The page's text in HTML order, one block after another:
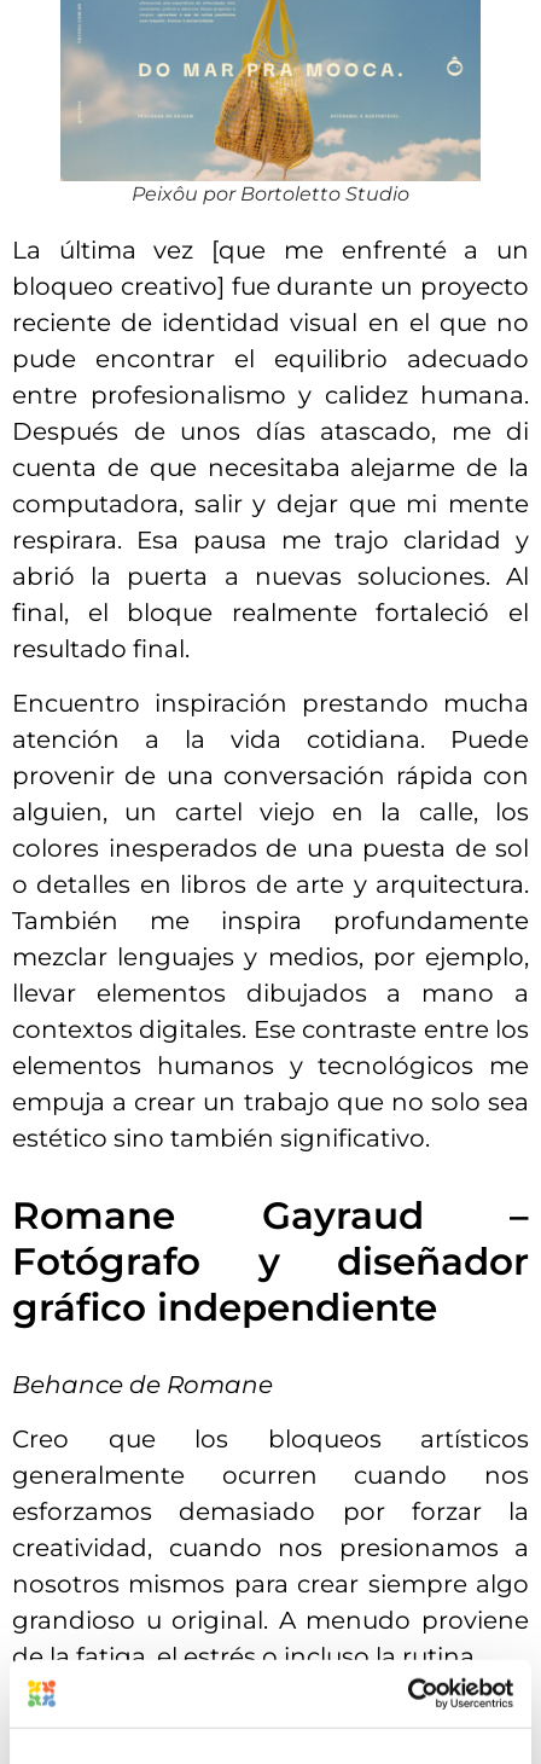
Peixôu por Bortoletto Studio
La última vez [que me enfrenté a un
bloqueo creativo] fue durante un proyecto
reciente de identidad visual en el que no
pude encontrar el equilibrio adecuado
entre profesionalismo y calidez humana.
Después de unos días atascado, me di
cuenta de que necesitaba alejarme de la
computadora, salir y dejar que mi mente
respirara. Esa pausa me trajo claridad y
abrió la puerta a nuevas soluciones. Al
final, el bloque realmente fortaleció el
resultado final.
Encuentro inspiración prestando mucha
atención a la vida cotidiana. Puede
provenir de una conversación rápida con
alguien, un cartel viejo en la calle, los
colores inesperados de una puesta de sol
o detalles en libros de arte y arquitectura.
También me inspira profundamente
mezclar lenguajes y medios, por ejemplo,
llevar elementos dibujados a mano a
contextos digitales. Ese contraste entre los
elementos humanos y tecnológicos me
empuja a crear un trabajo que no solo sea
estético sino también significativo.
Romane Gayraud –
Fotógrafo y diseñador
gráfico independiente
Behance de Romane
Creo que los bloqueos artísticos
generalmente ocurren cuando nos
esforzamos demasiado por forzar la
creatividad, cuando nos presionamos a
nosotros mismos para crear siempre algo
grandioso u original. A menudo proviene
de la fatiga, el estrés o incluso la rutina.
Para evitarlo, intento mantener un